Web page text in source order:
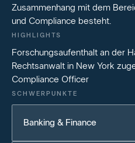
Zusammenhang mit dem
und Compliance besteht.
HIGHLIGHTS
Forschungsaufenthalt an der
Rechtsanwalt in New York
Compliance Officer
SCHWERPUNKTE
Banking & Finance